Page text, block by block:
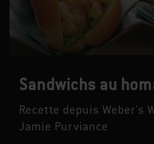
Sandwichs au
Recette depuis Weber's
Jamie Purviance